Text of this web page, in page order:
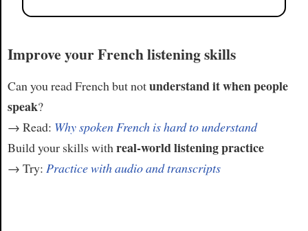
Improve your French listening skills
Can you read French but notunderstand it when people
speak?
→ Read: Why spoken French is hard to understand
Build your skills with real-world listening practice
→ Try: Practice with audio and transcripts